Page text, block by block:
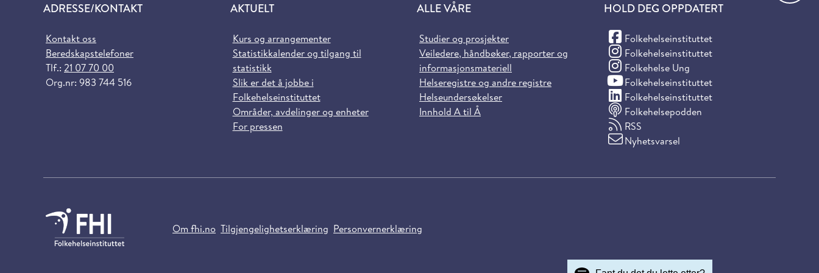
ADRESSE/KONTAKT
Kontakt oss
Beredskapstelefoner
Tlf.: 21 07 70 00
Org.nr: 983 744 516
AKTUELT
Kurs og arrangementer
Statistikkalender og tilgang til
statistikk
Slik er det å jobbe i
Folkehelseinstituttet
Områder, avdelinger og enheter
For pressen
ALLE VÅRE
Studier og prosjekter
Veiledere, håndbøker, rapporter og
informasjonsmateriell
Helseregistre og andre registre
Helseundersøkelser
Innhold A til Å
HOLD DEG OPPDATERT
Folkehelseinstituttet
(Facebook)
Folkehelseinstituttet
(Instagram)
Folkehelse Ung
(Instagram)
Folkehelseinstituttet
(YouTube)
Folkehelseinstituttet
(LinkedIn)
Folkehelsepodden
RSS
Nyhetsvarsel
Om fhi.no Tilgjengelighetserklæring Personvernerklæring